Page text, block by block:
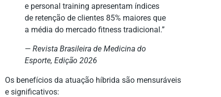
e personal training apresentam índices
de retenção de clientes 85% maiores que
a média do mercado fitness tradicional.”
— Revista Brasileira de Medicina do
Esporte, Edição 2026
Os benefícios da atuação híbrida são mensuráveis
e significativos: